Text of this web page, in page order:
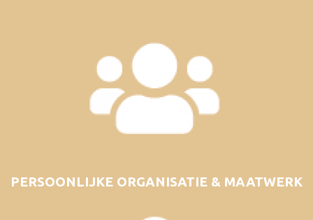
PERSOONLIJKE ORGANISATIE & MAATWERK